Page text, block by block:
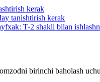
kerak
tanishtirish kerak
T-2 shakli bilan
birinchi baholash